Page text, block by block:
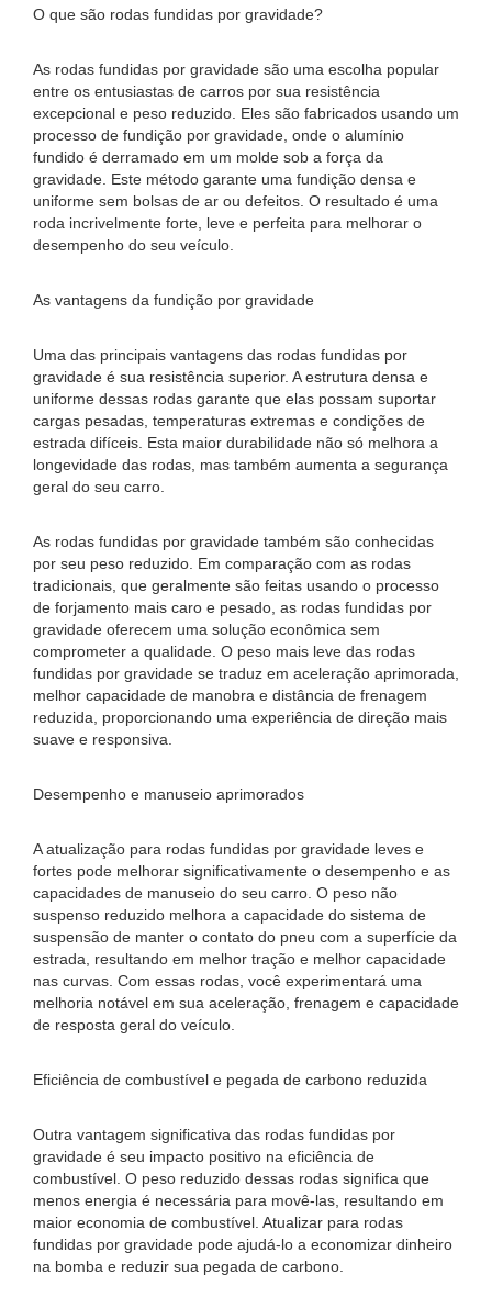
O que são rodas fundidas por gravidade?
As rodas fundidas por gravidade são uma escolha popular
entre os entusiastas de carros por sua resistência
excepcional e peso reduzido. Eles são fabricados usando um
processo de fundição por gravidade, onde o alumínio
fundido é derramado em um molde sob a força da
gravidade. Este método garante uma fundição densa e
uniforme sem bolsas de ar ou defeitos. O resultado é uma
roda incrivelmente forte, leve e perfeita para melhorar o
desempenho do seu veículo.
As vantagens da fundição por gravidade
Uma das principais vantagens das rodas fundidas por
gravidade é sua resistência superior. A estrutura densa e
uniforme dessas rodas garante que elas possam suportar
cargas pesadas, temperaturas extremas e condições de
estrada difíceis. Esta maior durabilidade não só melhora a
longevidade das rodas, mas também aumenta a segurança
geral do seu carro.
As rodas fundidas por gravidade também são conhecidas
por seu peso reduzido. Em comparação com as rodas
tradicionais, que geralmente são feitas usando o processo
de forjamento mais caro e pesado, as rodas fundidas por
gravidade oferecem uma solução econômica sem
comprometer a qualidade. O peso mais leve das rodas
fundidas por gravidade se traduz em aceleração aprimorada,
melhor capacidade de manobra e distância de frenagem
reduzida, proporcionando uma experiência de direção mais
suave e responsiva.
Desempenho e manuseio aprimorados
A atualização para rodas fundidas por gravidade leves e
fortes pode melhorar significativamente o desempenho e as
capacidades de manuseio do seu carro. O peso não
suspenso reduzido melhora a capacidade do sistema de
suspensão de manter o contato do pneu com a superfície da
estrada, resultando em melhor tração e melhor capacidade
nas curvas. Com essas rodas, você experimentará uma
melhoria notável em sua aceleração, frenagem e capacidade
de resposta geral do veículo.
Eficiência de combustível e pegada de carbono reduzida
Outra vantagem significativa das rodas fundidas por
gravidade é seu impacto positivo na eficiência de
combustível. O peso reduzido dessas rodas significa que
menos energia é necessária para movê-las, resultando em
maior economia de combustível. Atualizar para rodas
fundidas por gravidade pode ajudá-lo a economizar dinheiro
na bomba e reduzir sua pegada de carbono.